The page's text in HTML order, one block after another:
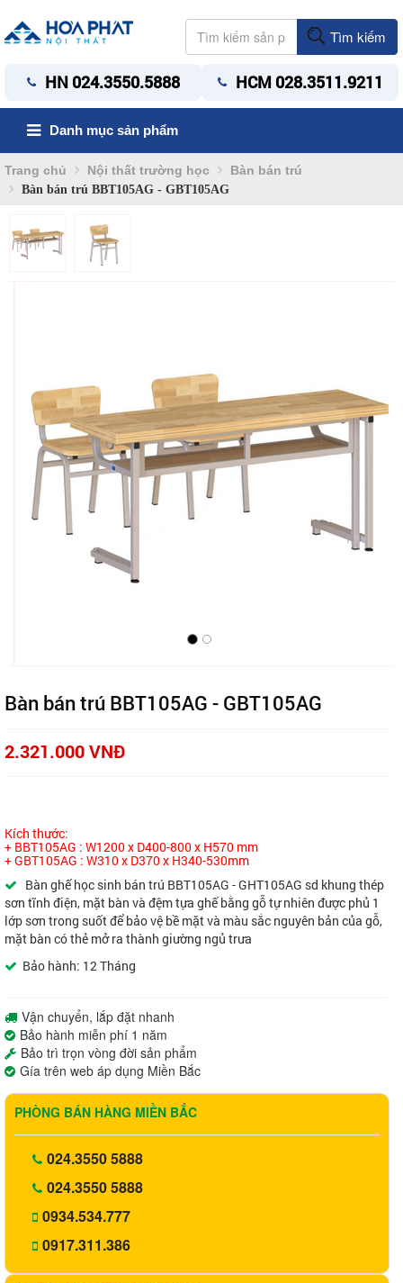
Tìm kiếm
HN 024.3550.5888 HCM 028.3511.9211
Danh mục sản phẩm
Trang chủ Nội thất trường học Bàn bán trú
Bàn bán trú BBT105AG - GBT105AG
Bàn bán trú BBT105AG - GBT105AG
2.321.000 VNĐ
Kích thước:
+ BBT105AG : W1200 x D400-800 x H570 mm
+ GBT105AG : W310 x D370 x H340-530mm
Bàn ghế học sinh bán trú BBT105AG - GHT105AG sd khung thép
sơn tĩnh điện, mặt bàn và đệm tựa ghế bằng gỗ tự nhiên được phủ 1
lớp sơn trong suốt để bảo vệ bề mặt và màu sắc nguyên bản của gỗ,
mặt bàn có thẻ mở ra thành giường ngủ trưa
Bảo hành: 12 Tháng
Vận chuyển, lắp đặt nhanh
Bảo hành miễn phí 1 năm
Bảo trì trọn vòng đời sản phẩm
Gía trên web áp dụng Miền Bắc
PHÒNG BÁN HÀNG MIỀN BẮC
024.3550 5888
024.3550 5888
0934.534.777
0917.311.386